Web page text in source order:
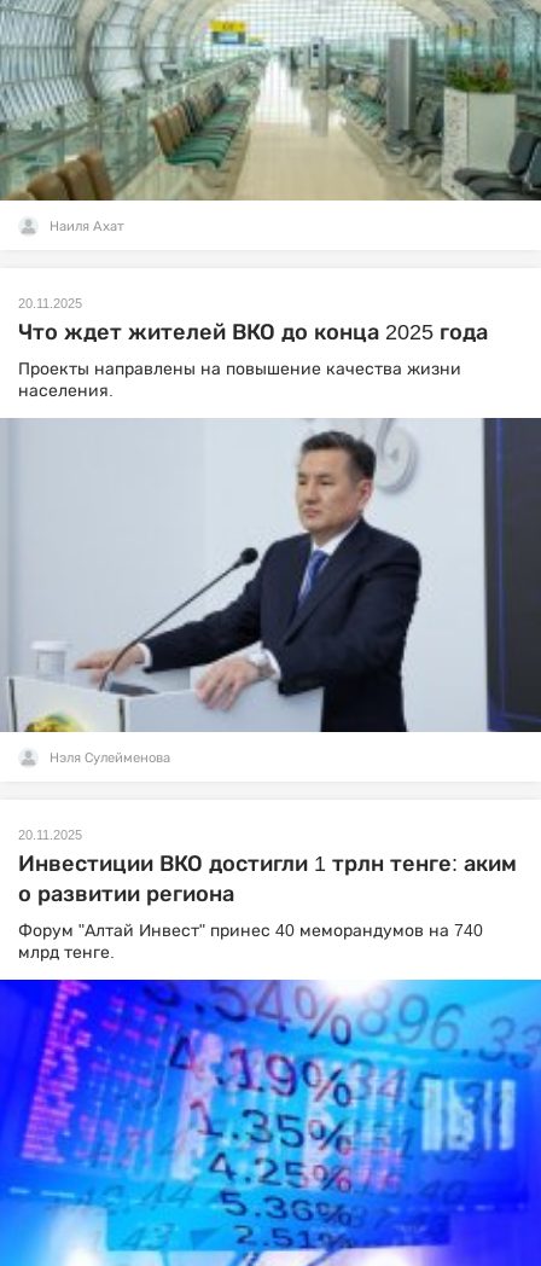
Наиля Ахат
20.11.2025
Что ждет жителей ВКО до конца 2025 года
Проекты направлены на повышение качества жизни
населения.
Нэля Сулейменова
20.11.2025
Инвестиции ВКО достигли 1 трлн тенге: аким
о развитии региона
Форум "Алтай Инвест" принес 40 меморандумов на 740
млрд тенге.